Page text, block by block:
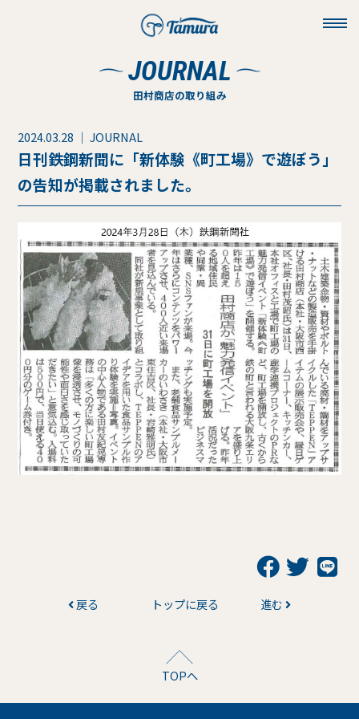
JOURNAL
田村商店の取り組み
2024.03.28 ｜ JOURNAL
日刊鉄鋼新聞に「新体験《町工場》で遊ぼう」
の告知が掲載されました。
戻る トップに戻る 進む
TOPへ